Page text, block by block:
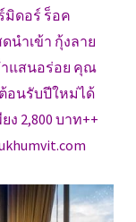
มิดอร์ ร็อค
นำเข้า กุ้งลาย
ำแสนอร่อย คุณ
อนรับปีใหม่ได้
2,800 บาท++